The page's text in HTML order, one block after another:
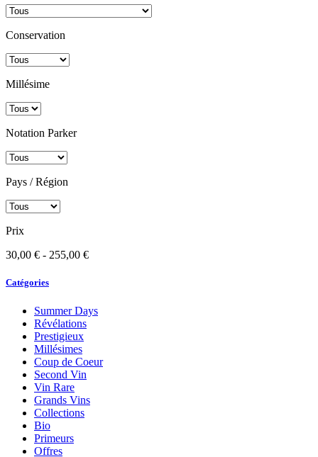
Conservation
Millésime
Notation Parker
Pays / Région
Prix
30,00 € - 255,00 €
Catégories
Summer Days
Révélations
Prestigieux
Millésimes
Coup de Coeur
Second Vin
Vin Rare
Grands Vins
Collections
Bio
Primeurs
Offres